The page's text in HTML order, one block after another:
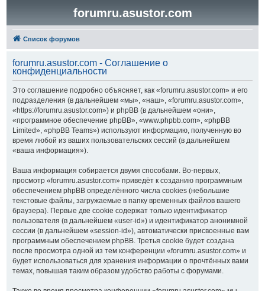
forumru.asustor.com
Список форумов
forumru.asustor.com - Соглашение о
конфиденциальности
Это соглашение подробно объясняет, как «forumru.asustor.com» и его
подразделения (в дальнейшем «мы», «наш», «forumru.asustor.com»,
«https://forumru.asustor.com») и phpBB (в дальнейшем «они»,
«программное обеспечение phpBB», «www.phpbb.com», «phpBB
Limited», «phpBB Teams») используют информацию, полученную во
время любой из ваших пользовательских сессий (в дальнейшем
«ваша информация»).
Ваша информация собирается двумя способами. Во-первых,
просмотр «forumru.asustor.com» приведёт к созданию программным
обеспечением phpBB определённого числа cookies (небольшие
текстовые файлы, загружаемые в папку временных файлов вашего
браузера). Первые две cookie содержат только идентификатор
пользователя (в дальнейшем «user-id») и идентификатор анонимной
сессии (в дальнейшем «session-id»), автоматически присвоенные вам
программным обеспечением phpBB. Третья cookie будет создана
после просмотра одной из тем конференции «forumru.asustor.com» и
будет использоваться для хранения информации о прочтённых вами
темах, повышая таким образом удобство работы с форумами.